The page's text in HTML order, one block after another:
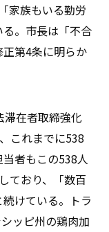
家族もいる勤労
。市長は「不合
第4条に明らか
在者取締強化
これまでに538
者もこの538人
ており、「数百
けている。トラ
ッピ州の鶏肉加